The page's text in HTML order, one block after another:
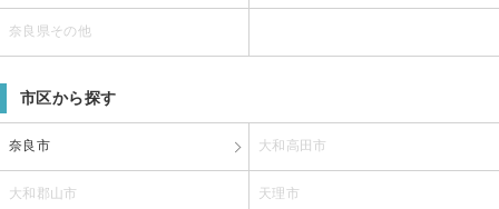
奈良県その他
市区から探す
奈良市 大和高田市
大和郡山市 天理市